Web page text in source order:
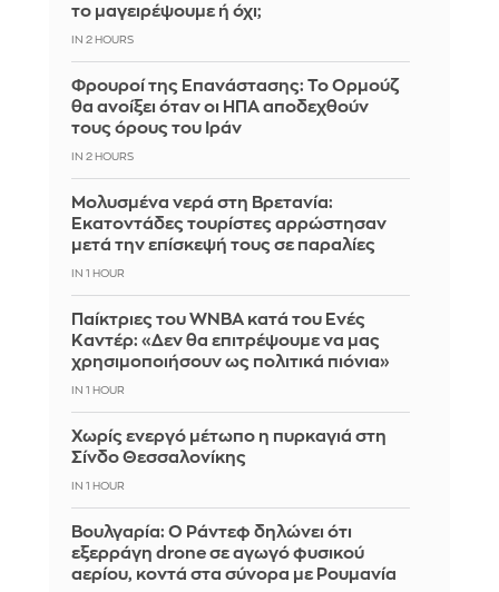
το μαγειρέψουμε ή όχι;
IN 2 HOURS
Φρουροί της Επανάστασης: Το Ορμούζ
θα ανοίξει όταν οι ΗΠΑ αποδεχθούν
τους όρους του Ιράν
IN 2 HOURS
Μολυσμένα νερά στη Βρετανία:
Εκατοντάδες τουρίστες αρρώστησαν
μετά την επίσκεψή τους σε παραλίες
IN 1 HOUR
Παίκτριες του WNBA κατά του Ενές
Καντέρ: «Δεν θα επιτρέψουμε να μας
χρησιμοποιήσουν ως πολιτικά πιόνια»
IN 1 HOUR
Χωρίς ενεργό μέτωπο η πυρκαγιά στη
Σίνδο Θεσσαλονίκης
IN 1 HOUR
Βουλγαρία: Ο Ράντεφ δηλώνει ότι
εξερράγη drone σε αγωγό φυσικού
αερίου, κοντά στα σύνορα με Ρουμανία